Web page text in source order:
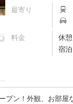
最寄り
料金 休憩
宿泊
プン！外観、お部